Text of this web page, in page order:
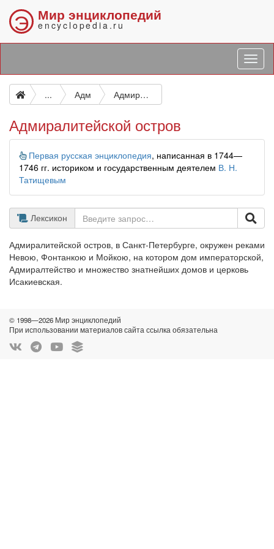
Э Мир энциклопедий
encyclopedia.ru
... Адм Адмиралитейской остров
Адмиралитейской остров
Информация
Первая русская энциклопедия, написанная в 1744—
1746 гг. историком и государственным деятелем В. Н.
Татищевым
Лексикон
Адмиралитейской остров, в Санкт-Петербурге, окружен реками
Невою, Фонтанкою и Мойкою, на котором дом императорской,
Адмиралтейство и множество знатнейших домов и церковь
Исакиевская.
© 1998—2026 Мир энциклопедий
При использовании материалов сайта ссылка обязательна